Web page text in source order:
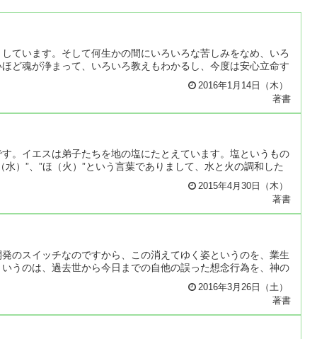
ています。そして何生かの間にいろいろな苦しみをなめ、いろ
ど魂が浄まって、いろいろ教えもわかるし、今度は安心立命す
2016年1月14日（木）
著書
。イエスは弟子たちを地の塩にたとえています。塩というもの
）”、”ほ（火）”という言葉でありまして、水と火の調和した
2015年4月30日（木）
著書
のスイッチなのですから、この消えてゆく姿というのを、業生
うのは、過去世から今日までの自他の誤った想念行為を、神の
2016年3月26日（土）
著書